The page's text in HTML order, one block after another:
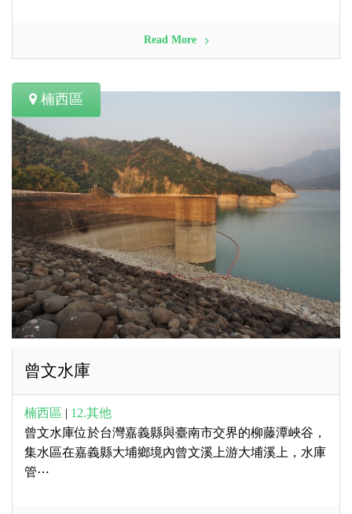
Read More
楠西區
曾文水庫
楠西區 | 12.其他
曾文水庫位於台灣嘉義縣與臺南市交界的柳藤潭峽谷，
集水區在嘉義縣大埔鄉境內曾文溪上游大埔溪上，水庫
管⋯